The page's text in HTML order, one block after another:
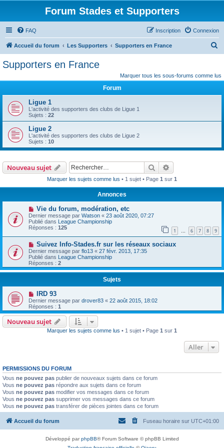
Forum Stades et Supporters
FAQ Connexion
Inscription
Accueil du forum Les Supporters Supporters en France
h
Supporters en France
Marquer tous les sous-forums comme lus
Forum
Ligue 1
L'activité des supporters des clubs de Ligue 1
Sujets : 22
Ligue 2
L'activité des supporters des clubs de Ligue 2
Sujets : 10
Nouveau sujet Rechercher
Marquer les sujets comme lus • 1 sujet • Page 1 sur 1
Annonces
Vie du forum, modération, etc
Dernier message par Watson « 23 août 2020, 07:27
Publié dans League Championship
Réponses : 125 1 … 6 7 8 9
Suivez Info-Stades.fr sur les réseaux sociaux
Dernier message par flo13 « 27 févr. 2013, 17:35
Publié dans League Championship
Réponses : 2
Sujets
IRD 93
Dernier message par drover83 « 22 août 2015, 18:02
Réponses : 1
Nouveau sujet
Marquer les sujets comme lus • 1 sujet • Page 1 sur 1
Aller
PERMISSIONS DU FORUM
Vous ne pouvez pas publier de nouveaux sujets dans ce forum
Vous ne pouvez pas répondre aux sujets dans ce forum
Vous ne pouvez pas modifier vos messages dans ce forum
Vous ne pouvez pas supprimer vos messages dans ce forum
Vous ne pouvez pas transférer de pièces jointes dans ce forum
Accueil du forum Fuseau horaire sur UTC+01:00
Développé parphpBB® Forum Software © phpBB Limited